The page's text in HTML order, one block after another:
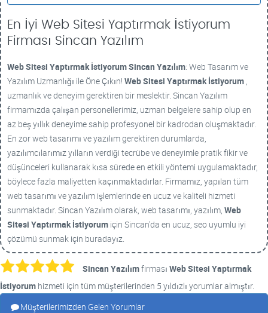
En İyi Web Sitesi Yaptırmak İstiyorum
Firması Sincan Yazılım
Web Sitesi Yaptırmak İstiyorumSincan Yazılım: Web Tasarım ve
Yazılım Uzmanlığı ile Öne Çıkın! Web Sitesi Yaptırmak İstiyorum ,
uzmanlık ve deneyim gerektiren bir meslektir. Sincan Yazılım
firmamızda çalışan personellerimiz, uzman belgelere sahip olup en
az beş yıllık deneyime sahip profesyonel bir kadrodan oluşmaktadır.
En zor web tasarımı ve yazılım gerektiren durumlarda,
yazılımcılarımız yılların verdiği tecrübe ve deneyimle pratik fikir ve
düşünceleri kullanarak kısa sürede en etkili yöntemi uygulamaktadır,
böylece fazla maliyetten kaçınmaktadırlar. Firmamız, yapılan tüm
web tasarımı ve yazılım işlemlerinde en ucuz ve kaliteli hizmeti
sunmaktadır. Sincan Yazılım olarak, web tasarımı, yazılım, Web
Sitesi Yaptırmak İstiyorum için Sincan'da en ucuz, seo uyumlu iyi
çözümü sunmak için buradayız.
Sincan Yazılımfirması Web Sitesi Yaptırmak
İstiyorum hizmeti için tüm müşterilerinden 5 yıldızlı yorumlar almıştır.
Müşterilerimizden Gelen Yorumlar